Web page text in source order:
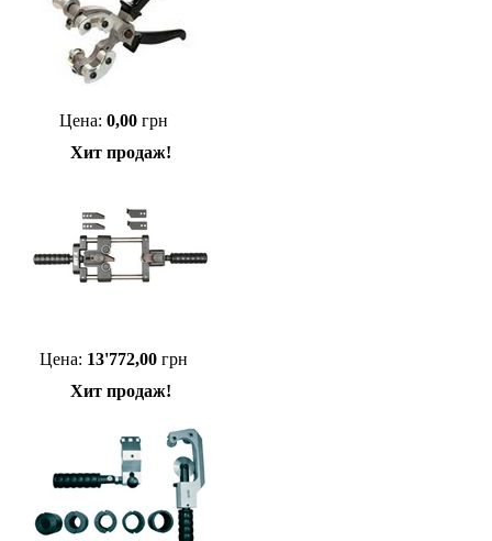
Цена: 0,00 грн
Хит продаж!
Цена: 13'772,00 грн
Хит продаж!